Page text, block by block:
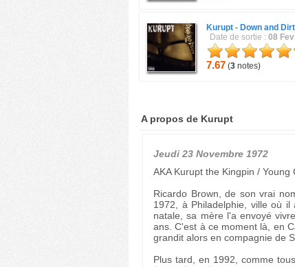
Kurupt - Down and
Date de sortie : 08
7.67 (3 notes)
A propos de Kurupt
Jeudi 23 Novembre 1972
AKA Kurupt the Kingpin / Young
Ricardo Brown, de son vrai
1972, à Philadelphie, ville où
natale, sa mère l'a envoyé
ans. C'est à ce moment là, en
grandit alors en compagnie de
Plus tard, en 1992, comme